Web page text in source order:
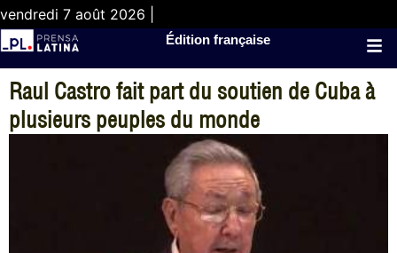
vendredi 7 août 2026 |
Édition française
Raul Castro fait part du soutien de Cuba à
plusieurs peuples du monde